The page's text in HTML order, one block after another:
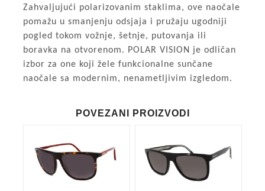
Zahvaljujući polarizovanim staklima, ove naočale
pomažu u smanjenju odsjaja i pružaju ugodniji
pogled tokom vožnje, šetnje, putovanja ili
boravka na otvorenom. POLAR VISION je odličan
izbor za one koji žele funkcionalne sunčane
naočale sa modernim, nenametljivim izgledom.
POVEZANI PROIZVODI